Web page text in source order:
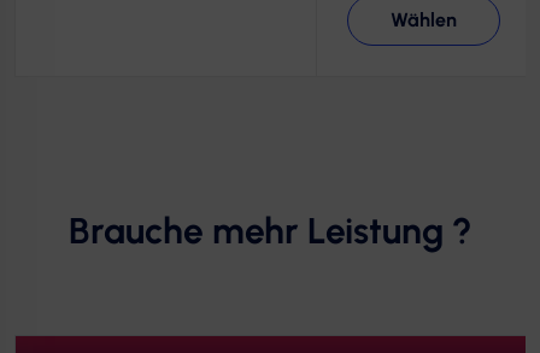
Wählen
Brauche mehr Leistung ?